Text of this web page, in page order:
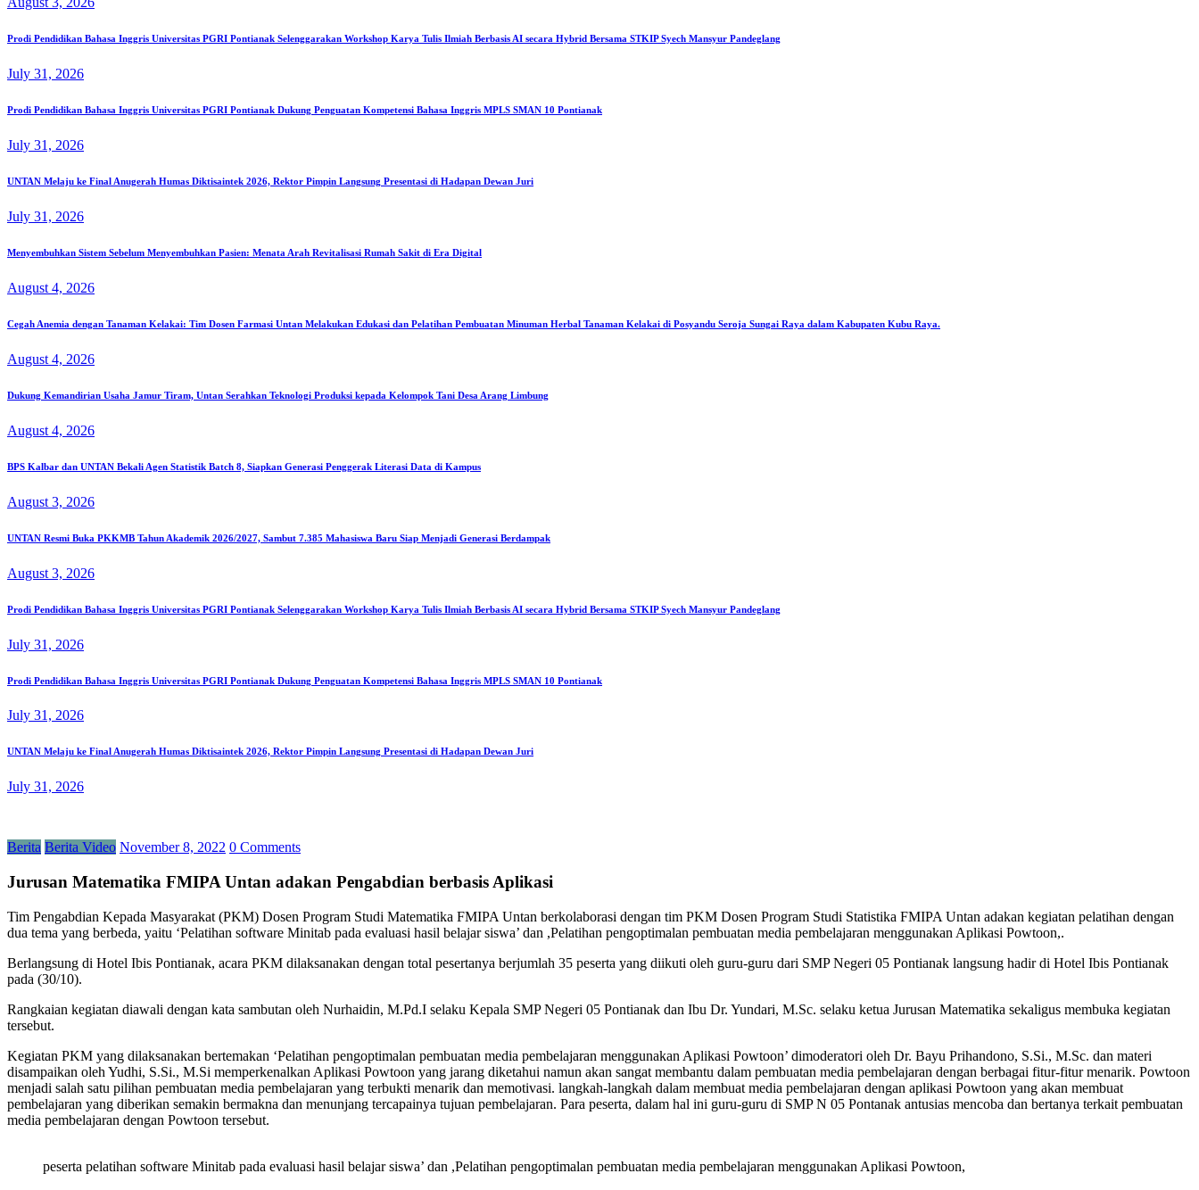
Prodi Pendidikan Bahasa Inggris Universitas PGRI Pontianak Selenggarakan Workshop Karya Tulis Ilmiah Berbasis AI secara Hybrid Bersama STKIP Syech Mansyur Pandeglang
July 31, 2026
Prodi Pendidikan Bahasa Inggris Universitas PGRI Pontianak Dukung Penguatan Kompetensi Bahasa Inggris MPLS SMAN 10 Pontianak
July 31, 2026
UNTAN Melaju ke Final Anugerah Humas Diktisaintek 2026, Rektor Pimpin Langsung Presentasi di Hadapan Dewan Juri
July 31, 2026
Menyembuhkan Sistem Sebelum Menyembuhkan Pasien: Menata Arah Revitalisasi Rumah Sakit di Era Digital
August 4, 2026
Cegah Anemia dengan Tanaman Kelakai: Tim Dosen Farmasi Untan Melakukan Edukasi dan Pelatihan Pembuatan Minuman Herbal Tanaman Kelakai di Posyandu Seroja Sungai Raya dalam Kabupaten Kubu Raya.
August 4, 2026
Dukung Kemandirian Usaha Jamur Tiram, Untan Serahkan Teknologi Produksi kepada Kelompok Tani Desa Arang Limbung
August 4, 2026
BPS Kalbar dan UNTAN Bekali Agen Statistik Batch 8, Siapkan Generasi Penggerak Literasi Data di Kampus
August 3, 2026
UNTAN Resmi Buka PKKMB Tahun Akademik 2026/2027, Sambut 7.385 Mahasiswa Baru Siap Menjadi Generasi Berdampak
August 3, 2026
Prodi Pendidikan Bahasa Inggris Universitas PGRI Pontianak Selenggarakan Workshop Karya Tulis Ilmiah Berbasis AI secara Hybrid Bersama STKIP Syech Mansyur Pandeglang
July 31, 2026
Prodi Pendidikan Bahasa Inggris Universitas PGRI Pontianak Dukung Penguatan Kompetensi Bahasa Inggris MPLS SMAN 10 Pontianak
July 31, 2026
UNTAN Melaju ke Final Anugerah Humas Diktisaintek 2026, Rektor Pimpin Langsung Presentasi di Hadapan Dewan Juri
July 31, 2026
Berita Berita Video November 8, 2022 0 Comments
Jurusan Matematika FMIPA Untan adakan Pengabdian berbasis Aplikasi
Tim Pengabdian Kepada Masyarakat (PKM) Dosen Program Studi Matematika FMIPA Untan berkolaborasi dengan tim PKM Dosen Program Studi Statistika FMIPA Untan adakan kegiatan pelatihan dengan
dua tema yang berbeda, yaitu ‘Pelatihan software Minitab pada evaluasi hasil belajar siswa’ dan ,Pelatihan pengoptimalan pembuatan media pembelajaran menggunakan Aplikasi Powtoon,.
Berlangsung di Hotel Ibis Pontianak, acara PKM dilaksanakan dengan total pesertanya berjumlah 35 peserta yang diikuti oleh guru-guru dari SMP Negeri 05 Pontianak langsung hadir di Hotel Ibis Pontianak
pada (30/10).
Rangkaian kegiatan diawali dengan kata sambutan oleh Nurhaidin, M.Pd.I selaku Kepala SMP Negeri 05 Pontianak dan Ibu Dr. Yundari, M.Sc. selaku ketua Jurusan Matematika sekaligus membuka kegiatan
tersebut.
Kegiatan PKM yang dilaksanakan bertemakan ‘Pelatihan pengoptimalan pembuatan media pembelajaran menggunakan Aplikasi Powtoon’ dimoderatori oleh Dr. Bayu Prihandono, S.Si., M.Sc. dan materi
disampaikan oleh Yudhi, S.Si., M.Si memperkenalkan Aplikasi Powtoon yang jarang diketahui namun akan sangat membantu dalam pembuatan media pembelajaran dengan berbagai fitur-fitur menarik. Powtoon
menjadi salah satu pilihan pembuatan media pembelajaran yang terbukti menarik dan memotivasi. langkah-langkah dalam membuat media pembelajaran dengan aplikasi Powtoon yang akan membuat
pembelajaran yang diberikan semakin bermakna dan menunjang tercapainya tujuan pembelajaran. Para peserta, dalam hal ini guru-guru di SMP N 05 Pontanak antusias mencoba dan bertanya terkait pembuatan
media pembelajaran dengan Powtoon tersebut.
peserta pelatihan software Minitab pada evaluasi hasil belajar siswa’ dan ,Pelatihan pengoptimalan pembuatan media pembelajaran menggunakan Aplikasi Powtoon,